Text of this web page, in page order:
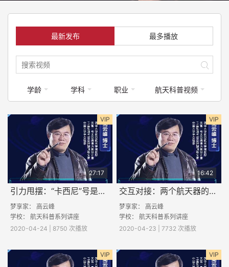
最新发布 最多播放
学龄 学科 职业 航天科普视频
VIP
27:17
引力甩摆：“卡西尼”号是如何掠过众星飞往土星的？
梦享家： 高云峰
学校： 航天科普系列讲座
2020-04-24 | 8750 次播放
VIP
16:42
交互对接：两个航天器的温柔一吻
梦享家： 高云峰
学校： 航天科普系列讲座
2020-04-23 | 7732 次播放
VIP VIP